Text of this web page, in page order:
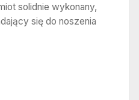
solidnie wykonany,
się do noszenia